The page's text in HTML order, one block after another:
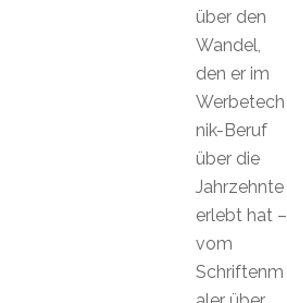
über den
Wandel,
den er im
Werbetech
nik-Beruf
über die
Jahrzehnte
erlebt hat –
vom
Schriftenm